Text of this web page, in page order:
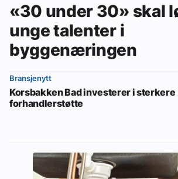
«30 under 30» skal
unge talenter i
byggenæringen
Bransjenytt
Korsbakken Bad investerer i sterkere
forhandlerstøtte